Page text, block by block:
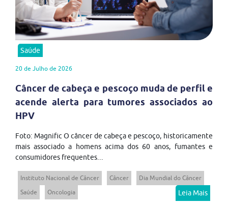
Saúde
20 de Julho de 2026
Câncer de cabeça e pescoço muda de perfil e
acende alerta para tumores associados ao
HPV
Foto: Magnific O câncer de cabeça e pescoço, historicamente
mais associado a homens acima dos 60 anos, fumantes e
consumidores frequentes...
Instituto Nacional de Câncer Câncer
Dia Mundial do Câncer
Saúde
Oncologia Leia Mais